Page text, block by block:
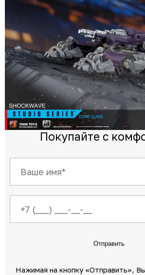
Покупайте с
Отправить
Нажимая на кнопку «Отправить»‎,